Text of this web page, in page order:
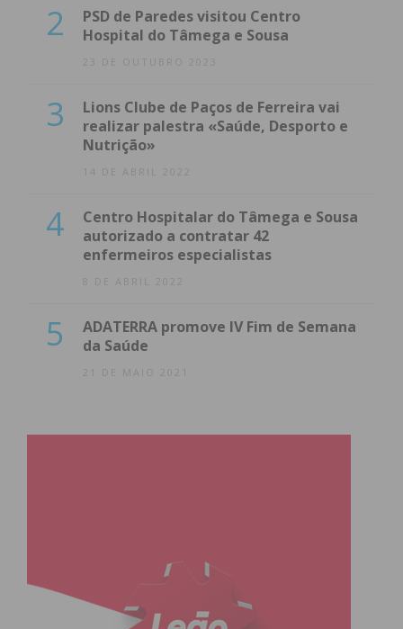
2
PSD de Paredes visitou Centro
Hospital do Tâmega e Sousa
23 DE OUTUBRO 2023
3
Lions Clube de Paços de Ferreira vai
realizar palestra «Saúde, Desporto e
Nutrição»
14 DE ABRIL 2022
4
Centro Hospitalar do Tâmega e Sousa
autorizado a contratar 42
enfermeiros especialistas
8 DE ABRIL 2022
5
ADATERRA promove IV Fim de Semana
da Saúde
21 DE MAIO 2021